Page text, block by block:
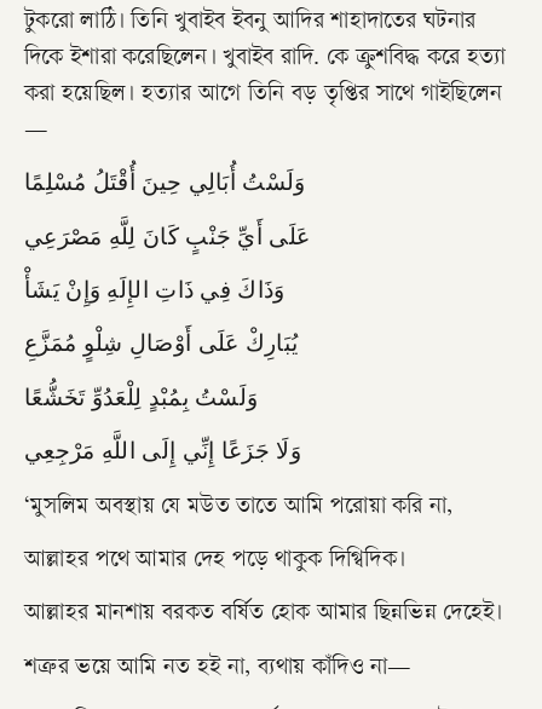
টুকরো লাঠি। তিনি খুবাইব ইবনু আদির শাহাদাতের ঘটনার
দিকে ইশারা করেছিলেন। খুবাইব রাদি. কে ক্রুশবিদ্ধ করে হত্যা
করা হয়েছিল। হত্যার আগে তিনি বড় তৃপ্তির সাথে গাইছিলেন
—
وَلَسْتُ أُبَالِي حِينَ أُقْتَلُ مُسْلِمًا
عَلَى أَيِّ جَنْبٍ كَانَ لِلَّهِ مَصْرَعِي
وَذَاكَ فِي ذَاتِ الإِلَهِ وَإِنْ يَشَأْ
يُبَارِكْ عَلَى أَوْصَالِ شِلْوٍ مُمَزَّعِ
وَلَسْتُ بِمُبْدٍ لِلْعَدُوِّ تَخَشُّعًا
وَلَا جَزَعًا إِنِّي إِلَى اللَّهِ مَرْجِعِي
‘মুসলিম অবস্থায় যে মউত তাতে আমি পরোয়া করি না,
আল্লাহর পথে আমার দেহ পড়ে থাকুক দিগ্বিদিক।
আল্লাহর মানশায় বরকত বর্ষিত হোক আমার ছিন্নভিন্ন দেহেই।
শত্রুর ভয়ে আমি নত হই না, ব্যথায় কাঁদিও না—